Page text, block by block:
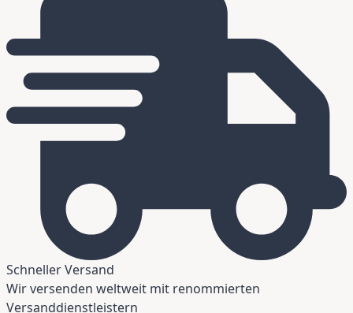
Schneller Versand
Wir versenden weltweit mit renommierten
Versanddienstleistern